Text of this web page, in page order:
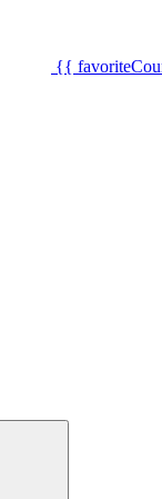
{{